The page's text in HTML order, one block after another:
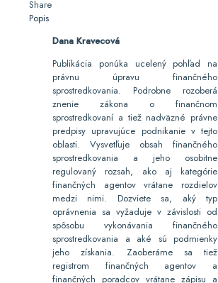
Share
Popis
Dana Kravecová
Publikácia ponúka ucelený pohľad na
právnu úpravu finančného
sprostredkovania. Podrobne rozoberá
znenie zákona o finančnom
sprostredkovaní a tiež nadväzné právne
predpisy upravujúce podnikanie v tejto
oblasti. Vysvetľuje obsah finančného
sprostredkovania a jeho osobitne
regulovaný rozsah, ako aj kategórie
finančných agentov vrátane rozdielov
medzi nimi. Dozviete sa, aký typ
oprávnenia sa vyžaduje v závislosti od
spôsobu vykonávania finančného
sprostredkovania a aké sú podmienky
jeho získania. Zaoberáme sa tiež
registrom finančných agentov a
finančných poradcov vrátane zápisu a